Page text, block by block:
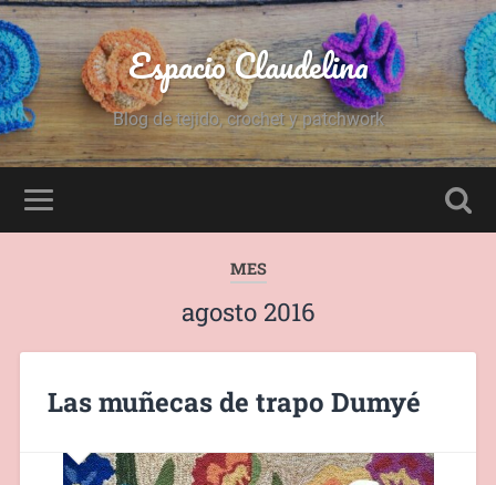
Espacio Claudelina
Blog de tejido, crochet y patchwork
MES
agosto 2016
Las muñecas de trapo Dumyé